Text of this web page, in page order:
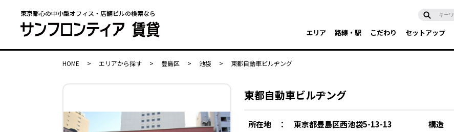
東京都心の中小型オフィス・店舗ビルの検索なら
エリア 路線・駅 こだわり セットアップ
HOME > エリアから探す > 豊島区 > 池袋 > 東都自動車ビルヂング
東都自動車ビルヂング
所在地 ：
東京都豊島区西池袋5-13-13
構造